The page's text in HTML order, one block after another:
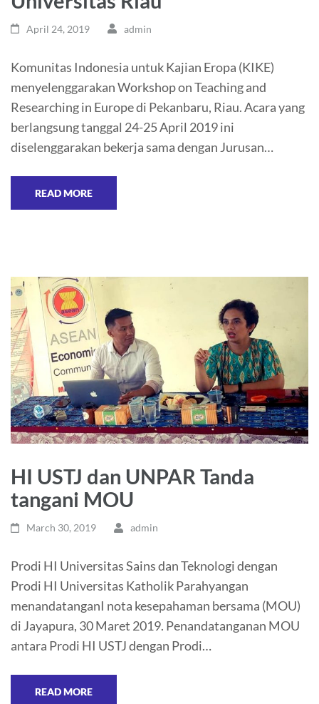
April 24, 2019 admin
Komunitas Indonesia untuk Kajian Eropa (KIKE)
menyelenggarakan Workshop on Teaching and
Researching in Europe di Pekanbaru, Riau. Acara yang
berlangsung tanggal 24-25 April 2019 ini
diselenggarakan bekerja sama dengan Jurusan…
READ MORE
HI USTJ dan UNPAR Tanda
tangani MOU
March 30, 2019 admin
Prodi HI Universitas Sains dan Teknologi dengan
Prodi HI Universitas Katholik Parahyangan
menandatanganI nota kesepahaman bersama (MOU)
di Jayapura, 30 Maret 2019. Penandatanganan MOU
antara Prodi HI USTJ dengan Prodi…
READ MORE